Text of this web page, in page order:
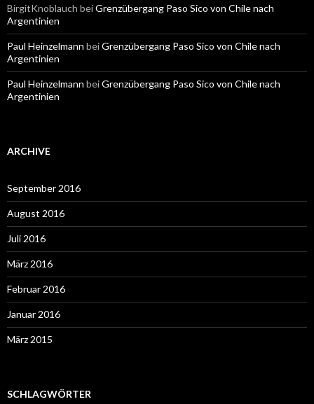
BirgitKnoblauch beiGrenzübergang Paso Sico von Chile nach
Argentinien
Paul Heinzelmann beiGrenzübergang Paso Sico von Chile nach
Argentinien
Paul Heinzelmann beiGrenzübergang Paso Sico von Chile nach
Argentinien
ARCHIVE
September 2016
August 2016
Juli 2016
März 2016
Februar 2016
Januar 2016
März 2015
SCHLAGWÖRTER